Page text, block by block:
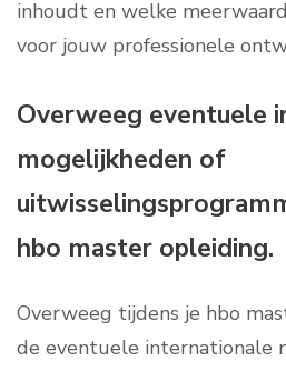
inhoudt en welke
voor jouw professionele
Overweeg eventuele
mogelijkheden of
hbo master opleiding.
Overweeg tijdens je hbo
de eventuele internationale